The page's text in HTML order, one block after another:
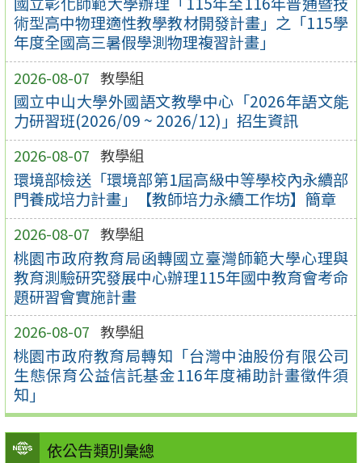
術型高中物理適性教學教材開發計畫」之「115學
年度全國高三暑假學測物理複習計畫」
2026-08-07 教學組
國立中山大學外國語文教學中心「2026年語文能
力研習班(2026/09 ~ 2026/12)」招生資訊
2026-08-07 教學組
環境部檢送「環境部第1屆高級中等學校內永續部
門養成培力計畫」【教師培力永續工作坊】簡章
2026-08-07 教學組
桃園市政府教育局函轉國立臺灣師範大學心理與
教育測驗研究發展中心辦理115年國中教育會考命
題研習會實施計畫
2026-08-07 教學組
桃園市政府教育局轉知「台灣中油股份有限公司
生態保育公益信託基金116年度補助計畫徵件須
知」
依公告類別彙總